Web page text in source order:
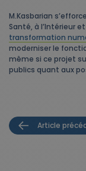
M.Kasbarian
Santé, à l’Intérieur
transformation
moderniser le
même si ce projet
publics quant aux
Article